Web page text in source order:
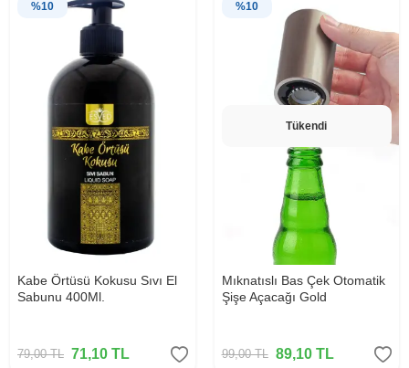
%10
Kabe Örtüsü Kokusu Sıvı El
Sabunu 400Ml.
79,00TL 71,10 TL
%10
Tükendi
Mıknatıslı Bas Çek Otomatik
Şişe Açacağı Gold
99,00TL 89,10TL